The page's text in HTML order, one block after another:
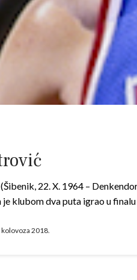
22. X. 1964 –
je klubom dva puta igrao u
kolovoza 2018.